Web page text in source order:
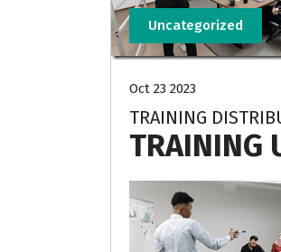
Uncategorized
Oct 23 2023
TRAINING
TRAINING